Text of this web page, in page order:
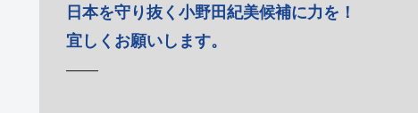
日本を守り抜く小野田紀美候補に力を！
宜しくお願いします。
――